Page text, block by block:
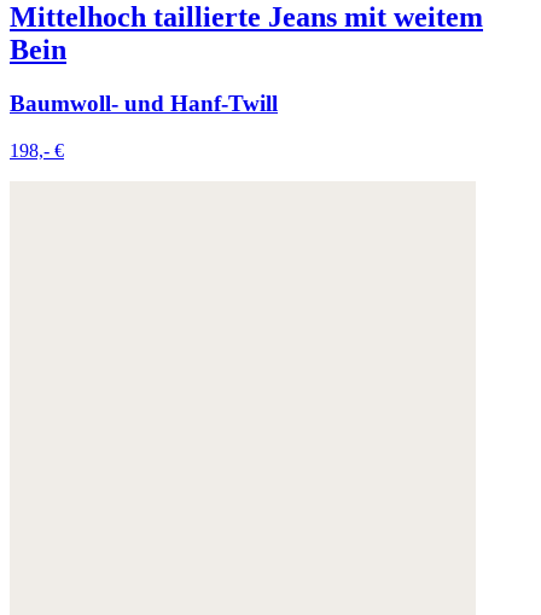
Mittelhoch taillierte Jeans mit weitem
Bein
Baumwoll- und Hanf-Twill
198,- €